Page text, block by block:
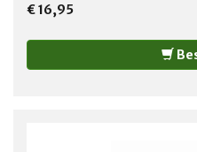
RIVIERA 1968-1977 BUICK
SKYLARK 1966-1979
SPORTWAGON 1969
CADILLAC COMMERCIAL
€ 16,95